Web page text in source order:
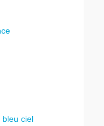
bleu ciel